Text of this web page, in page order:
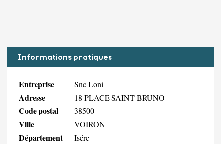
Informations pratiques
Entreprise Snc Loni
Adresse 18 PLACE SAINT BRUNO
Code postal 38500
Ville VOIRON
Département Isére